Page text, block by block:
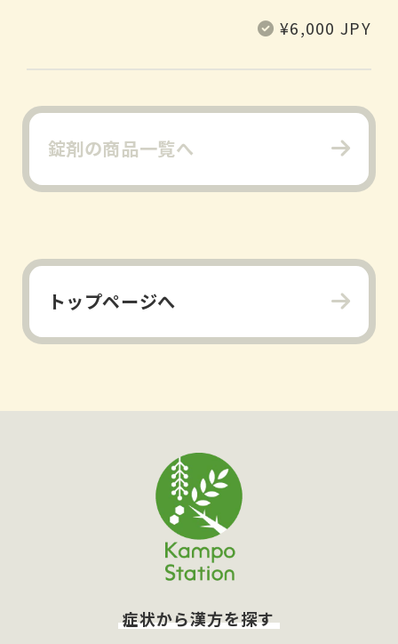
定 ¥6,000 JPY
錠剤の商品一覧へ
トップページへ
症状から漢方を探す